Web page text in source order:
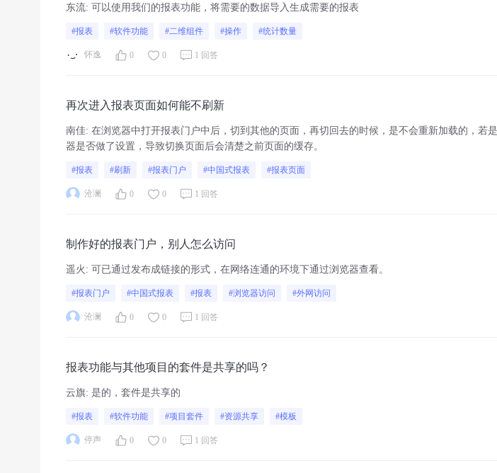
东流: 可以使用我们的报表功能，将需要的数据导入生成需要的报表
#报表 #软件功能 #二维组件 #操作 #统计数量
怀逸 0 0 1 回答
再次进入报表页面如何能不刷新
南佳: 在浏览器中打开报表门户中后，切到其他的页面，再切回去的时候，是不会重新加载的，若
器是否做了设置，导致切换页面后会清楚之前页面的缓存。
#报表 #刷新 #报表门户 #中国式报表 #报表页面
沧澜 0 0 1 回答
制作好的报表门户，别人怎么访问
遥火 : 可已通过发布成链接的形式，在网络连通的环境下通过浏览器查看。
#报表门户 #中国式报表 #报表 #浏览器访问 #外网访问
沧澜 0 0 1 回答
报表功能与其他项目的套件是共享的吗？
云旗: 是的，套件是共享的
#报表 #软件功能 #项目套件 #资源共享 #模板
停声 0 0 1 回答